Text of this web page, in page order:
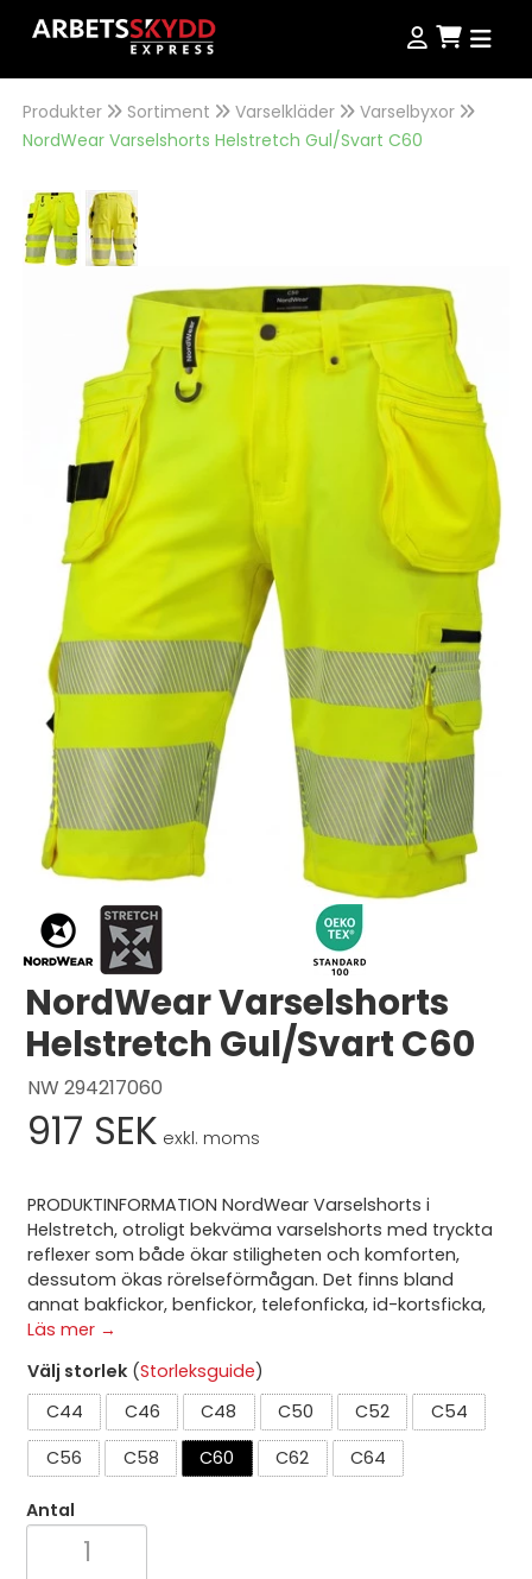
Produkter
Kampanjer
Outlet
Se alla produkter
Produkter
Köpvillkor
Storleksguide
Jobba hos oss
Logga in
Svenska English Dansk
Produkter Sortiment Varselkläder
Varselbyxor
NordWear Varselshorts Helstretch Gul/Svart C60
NordWear Varselshorts
Helstretch Gul/Svart C60
NW 294217060
917 SEK exkl. moms
PRODUKTINFORMATION NordWear Varselshorts i
Helstretch, otroligt bekväma varselshorts med tryckta
reflexer som både ökar stiligheten och komforten,
dessutom ökas rörelseförmågan. Det finns bland
annat bakfickor, benfickor, telefonficka, id-kortsficka,
Läs mer →
Välj storlek (Storleksguide)
C44
C46 C48 C50 C52
C54
C56
C58 C60 C62 C64
Antal